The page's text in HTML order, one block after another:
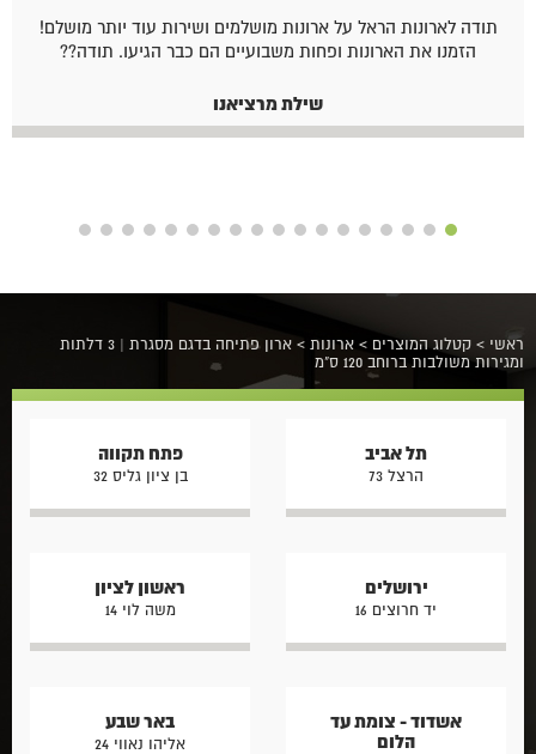
תודה לארונות הראל על ארונות מושלמים ושירות עוד יותר מושלם!
הזמנו את הארונות ופחות משבועיים הם כבר הגיעו. תודה??
שילת מרציאנו
ראשי > קטלוג המוצרים > ארונות >
ארון פתיחה בדגם מסגרת | 3 דלתות
ומגירות משולבות ברוחב 120 ס"מ
תל אביב
הרצל 73
פתח תקווה
בן ציון גליס 32
ירושלים
יד חרוצים 16
ראשון לציון
משה לוי 14
אשדוד - צומת עד
הלום
באר שבע
אליהו נאווי 24